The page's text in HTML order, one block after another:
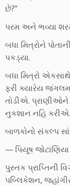
છે?”
પરમ અને ભવ્યા
બધા મિત્રોને
પકડ્યા.
બધા મિત્રો
ફરી ક્યારેય
તોડીએ.
નુકશાન નહિ
બાળકોનો સંકલ્પ
— પિયૂષ જોટાણિયા
પુસ્તક પ્રાપ્તિની
પબ્લિકેશન,